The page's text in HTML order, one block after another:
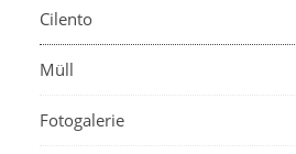
Cilento
Müll
Fotogalerie